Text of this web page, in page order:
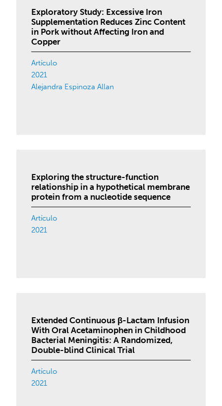
Exploratory Study: Excessive Iron
Supplementation Reduces Zinc Content
in Pork without Affecting Iron and
Copper
Artículo
2021
Alejandra Espinoza Allan
Exploring the structure-function
relationship in a hypothetical membrane
protein from a nucleotide sequence
Artículo
2021
Extended Continuous β-Lactam Infusion
With Oral Acetaminophen in Childhood
Bacterial Meningitis: A Randomized,
Double-blind Clinical Trial
Artículo
2021